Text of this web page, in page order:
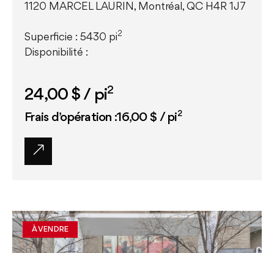
1120 MARCEL LAURIN, Montréal, QC H4R 1J7
Superficie : 5430 pi2
Disponibilité :
24,00 $/ pi2
Frais d’opération :16,00 $ / pi2
À VENDRE